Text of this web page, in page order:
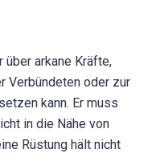
über arkane Kräfte,
Verbündeten oder zur
kann. Er muss
in die Nähe von
Rüstung hält nicht